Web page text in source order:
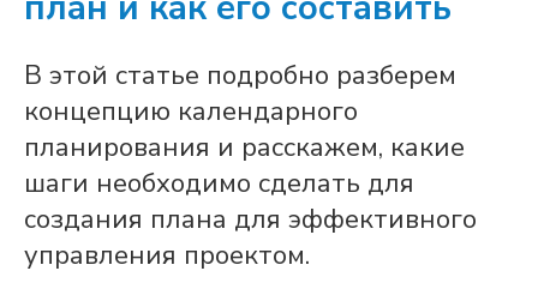
В этой статье подробно разберем
концепцию календарного
планирования и расскажем, какие
шаги необходимо сделать для
создания плана для эффективного
управления проектом.